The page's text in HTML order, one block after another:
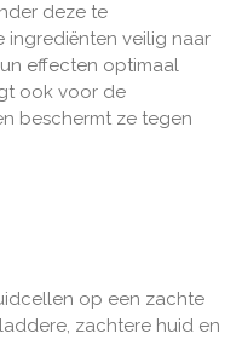
deze te
ingrediënten veilig naar
effecten optimaal
ook voor de
beschermt ze tegen
op een zachte
zachtere huid en